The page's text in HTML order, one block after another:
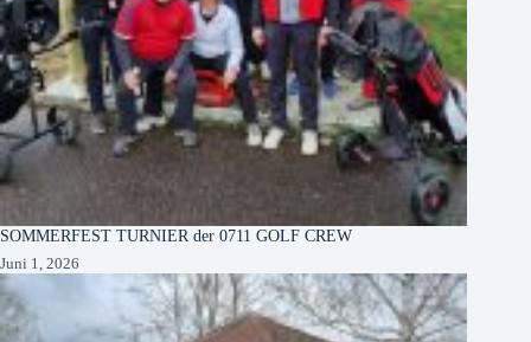
SOMMERFEST TURNIER der 0711 GOLF CREW
Juni 1, 2026